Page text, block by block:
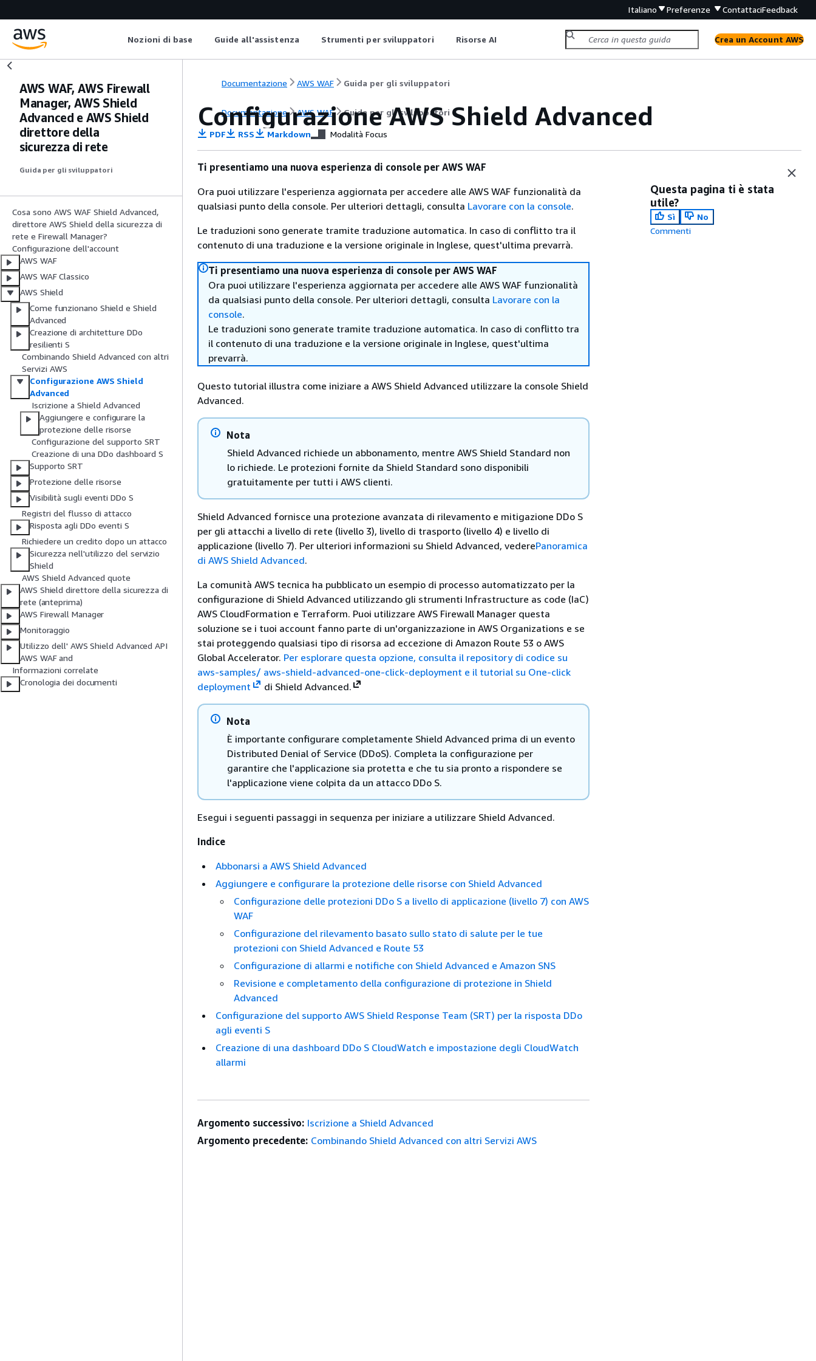
Italiano Preferenze ContattaciFeedback
Nozioni di base Guide all'assistenza Strumenti per sviluppatori Risorse AI Crea un Account AWS
AWS WAF, AWS Firewall
Manager, AWS Shield
Advanced e AWS Shield
direttore della
sicurezza di rete
Guida per gli sviluppatori
Cosa sono AWS WAF Shield Advanced,
direttore AWS Shield della sicurezza di
rete e Firewall Manager?
Configurazione dell'account
AWS WAF
AWS WAF Classico
AWS Shield
Come funzionano Shield e Shield
Advanced
Creazione di architetture DDo
resilienti S
Combinando Shield Advanced con altri
Servizi AWS
Configurazione AWS Shield
Advanced
Iscrizione a Shield Advanced
Aggiungere e configurare la
protezione delle risorse
Configurazione del supporto SRT
Creazione di una DDo dashboard S
Supporto SRT
Protezione delle risorse
Visibilità sugli eventi DDo S
Registri del flusso di attacco
Risposta agli DDo eventi S
Richiedere un credito dopo un attacco
Sicurezza nell'utilizzo del servizio
Shield
AWS Shield Advanced quote
AWS Shield direttore della sicurezza di
rete (anteprima)
AWS Firewall Manager
Monitoraggio
Utilizzo dell' AWS Shield Advanced API
AWS WAF and
Informazioni correlate
Cronologia dei documenti
Documentazione AWS WAF Guida per gli sviluppatori
Documentazione AWS WAF Guida per gli sviluppatori
Configurazione AWS Shield Advanced
PDF RSS Markdown Modalità Focus
Ti presentiamo una nuova esperienza di console per AWS WAF
Ora puoi utilizzare l'esperienza aggiornata per accedere alle AWS WAF funzionalità da
qualsiasi punto della console. Per ulteriori dettagli, consulta Lavorare con la console.
Le traduzioni sono generate tramite traduzione automatica. In caso di conflitto tra il
contenuto di una traduzione e la versione originale in Inglese, quest'ultima prevarrà.
Ti presentiamo una nuova esperienza di console per AWS WAF
Ora puoi utilizzare l'esperienza aggiornata per accedere alle AWS WAF funzionalità
da qualsiasi punto della console. Per ulteriori dettagli, consulta Lavorare con la
console.
Le traduzioni sono generate tramite traduzione automatica. In caso di conflitto tra
il contenuto di una traduzione e la versione originale in Inglese, quest'ultima
prevarrà.
Questo tutorial illustra come iniziare a AWS Shield Advanced utilizzare la console Shield
Advanced.
Nota
Shield Advanced richiede un abbonamento, mentre AWS Shield Standard non
lo richiede. Le protezioni fornite da Shield Standard sono disponibili
gratuitamente per tutti i AWS clienti.
Shield Advanced fornisce una protezione avanzata di rilevamento e mitigazione DDo S
per gli attacchi a livello di rete (livello 3), livello di trasporto (livello 4) e livello di
applicazione (livello 7). Per ulteriori informazioni su Shield Advanced, vederePanoramica
di AWS Shield Advanced.
La comunità AWS tecnica ha pubblicato un esempio di processo automatizzato per la
configurazione di Shield Advanced utilizzando gli strumenti Infrastructure as code (IaC)
AWS CloudFormation e Terraform. Puoi utilizzare AWS Firewall Manager questa
soluzione se i tuoi account fanno parte di un'organizzazione in AWS Organizations e se
stai proteggendo qualsiasi tipo di risorsa ad eccezione di Amazon Route 53 o AWS
Global Accelerator. Per esplorare questa opzione, consulta il repository di codice su
aws-samples/ aws-shield-advanced-one-click-deployment e il tutorial su One-click
deployment
di Shield Advanced.
Nota
È importante configurare completamente Shield Advanced prima di un evento
Distributed Denial of Service (DDoS). Completa la configurazione per
garantire che l'applicazione sia protetta e che tu sia pronto a rispondere se
l'applicazione viene colpita da un attacco DDo S.
Esegui i seguenti passaggi in sequenza per iniziare a utilizzare Shield Advanced.
Indice
Abbonarsi a AWS Shield Advanced
Aggiungere e configurare la protezione delle risorse con Shield Advanced
Configurazione delle protezioni DDo S a livello di applicazione (livello 7) con AWS
WAF
Configurazione del rilevamento basato sullo stato di salute per le tue
protezioni con Shield Advanced e Route 53
Configurazione di allarmi e notifiche con Shield Advanced e Amazon SNS
Revisione e completamento della configurazione di protezione in Shield
Advanced
Configurazione del supporto AWS Shield Response Team (SRT) per la risposta DDo
agli eventi S
Creazione di una dashboard DDo S CloudWatch e impostazione degli CloudWatch
allarmi
Questa pagina ti è stata
utile?
Sì
No
Commenti
Argomento successivo: Iscrizione a Shield Advanced
Argomento precedente: Combinando Shield Advanced con altri Servizi AWS